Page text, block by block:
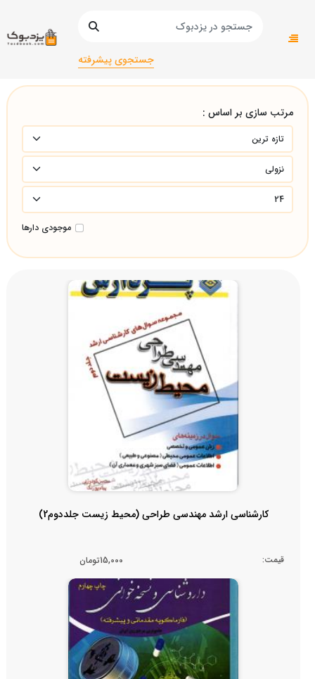
جستجوی پیشرفته
صفحه اصلی
مرتب سازی بر اساس :
موجودی دارها
کارشناسی ارشد مهندسی طراحی (محیط زیست جلددوم2)
قیمت: 15,000تومان